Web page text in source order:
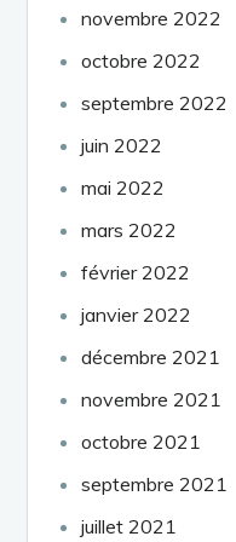
novembre 2022
octobre 2022
septembre 2022
juin 2022
mai 2022
mars 2022
février 2022
janvier 2022
décembre 2021
novembre 2021
octobre 2021
septembre 2021
juillet 2021